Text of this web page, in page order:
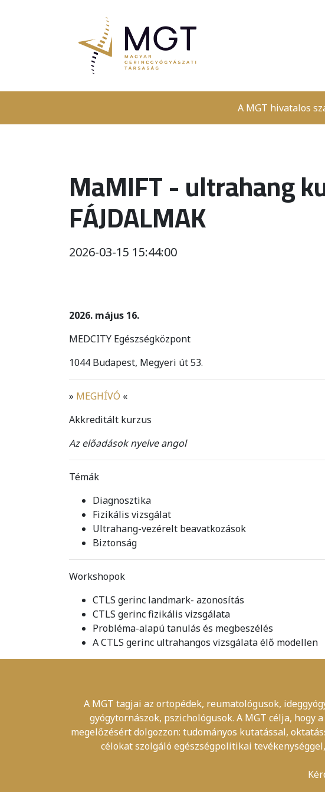
A MGT hivatalos
MaMIFT - ultrahang
FÁJDALMAK
2026-03-15 15:44:00
2026. május 16.
MEDCITY Egészségközpont
1044 Budapest, Megyeri út 53.
» MEGHÍVÓ «
Akkreditált kurzus
Az előadások nyelve angol
Témák
Diagnosztika
Fizikális vizsgálat
Ultrahang-vezérelt beavatkozások
Biztonság
Workshopok
CTLS gerinc landmark- azonosítás
CTLS gerinc fizikális vizsgálata
Probléma-alapú tanulás és megbeszélés
A CTLS gerinc ultrahangos vizsgálata élő modellen
A MGT tagjai az ortopédek, reumatológusok,
gyógytornászok, pszichológusok. A MGT célja,
megelőzésért dolgozzon: tudományos kutatással,
célokat szolgáló egészségpolitikai